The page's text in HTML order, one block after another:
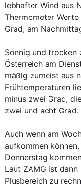
lebhafter Wind aus
Thermometer
Grad, am
Sonnig und trocken
Österreich am
mäßig zumeist aus
Frühtemperaturen
minus zwei Grad,
zwei und acht Grad.
Auch wenn am
aufkommen
Donnerstag
Laut ZAMG ist
Plusbereich zu